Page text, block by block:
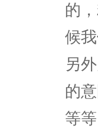
的
候
另
的
等